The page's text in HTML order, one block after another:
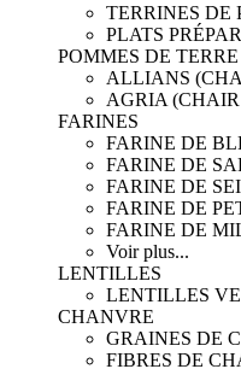
TERRINES DE
PLATS
POMMES DE TERRE
ALLIANS
AGRIA
FARINES
FARINE DE
FARINE DE
FARINE DE
FARINE DE
FARINE DE
Voir plus...
LENTILLES
LENTILLES
CHANVRE
GRAINES DE
FIBRES DE